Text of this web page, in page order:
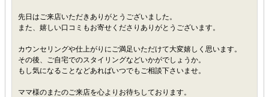
先日はご来店いただきありがとうございました。
また、嬉しい口コミもお寄せくださりありがとうございます。
カウンセリングや仕上がりにご満足いただけて大変嬉しく思います。
その後、ご自宅でのスタイリングなどいかがでしょうか。
もし気になることなどあればいつでもご相談下さいませ。
ママ様のまたのご来店を心よりお待ちしております。